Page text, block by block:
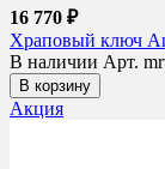
16 770 ₽
Храповый ключ
В наличии Арт.
В корзину
Акция